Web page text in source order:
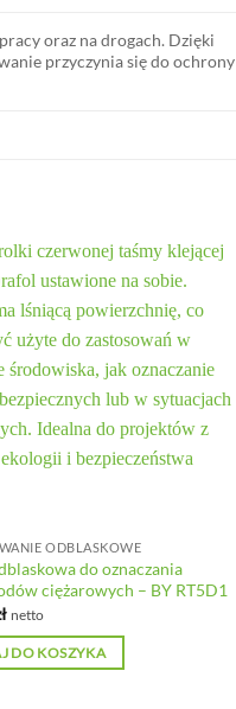
oraz na drogach. Dzięki
przyczynia się do ochrony
ODBLASKOWE
do oznaczania
ciężarowych – BY RT5D1
netto
DO KOSZYKA